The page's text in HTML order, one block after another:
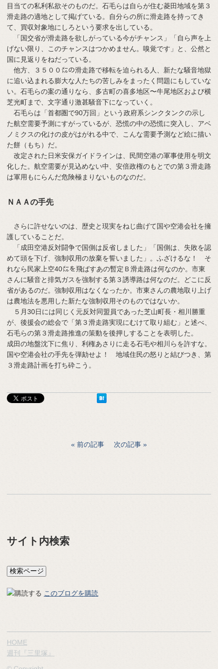
目当ての私利私欲そのものだ。石毛らは自らが住む菱田地域を第３
滑走路の適地として掲げている。自分らの所に滑走路を持ってき
て、買収対象地にしろという要求を出している。
「国交省が滑走路を欲しがっている今がチャンス」「自ら声を上
げない限り、このチャンスはつかめません。嗅覚です」と、公然と
国に見返りをねだっている。
他方、３５００㍍の滑走路で移転を迫られる人、新たな騒音地獄
に追い込まれる膨大な人たちの苦しみをまったく問題にもしていな
い。石毛らの案の通りなら、多古町の喜多地区〜牛尾地区および横
芝光町まで、文字通り激甚騒音下になっていく。
石毛らは「首都圏で90万回」という政府系シンクタンクの示し
た航空需要予測にすがっているが、恐慌の中の恐慌に突入し、アベ
ノミクスの化けの皮がはがれる中で、こんな需要予測など絵に描い
た餅（もち）だ。
改定された日米安保ガイドラインは、民間空港の軍事使用を明文
化した。航空需要が見込めない中、安倍政権のもとでの第３滑走路
は軍用もにらんだ危険極まりないものなのだ。
ＮＡＡの手先
さらに許せないのは、歴史と現実をねじ曲げて国や空港会社を擁
護していることだ。
「成田空港反対闘争で国側は反省しました」「国側は、失敗を認
めて頭を下げ、強制収用の放棄を誓いました」。ふざけるな！ そ
れなら民家上空40㍍を飛ばすあの暫定Ｂ滑走路は何なのか。市東
さんに騒音と排気ガスを強制する第３誘導路は何なのだ。どこに反
省があるのだ。強制収用はなくなったか。市東さんの農地取り上げ
は農地法を悪用した新たな強制収用そのものではないか。
５月30日には同じく元反対同盟員であった芝山町長・相川勝重
が、後援会の総会で「第３滑走路実現にむけて取り組む」と述べ、
石毛らの第３滑走路推進の策動を後押しすることを表明した。
成田の地盤沈下に焦り、利権あさりに走る石毛や相川らを許すな。
国や空港会社の手先を弾劾せよ！ 地域住民の怒りと結びつき、第
３滑走路計画を打ち砕こう。
前の記事 次の記事
サイト内検索
このブログを購読
HOME
週刊『三里塚』